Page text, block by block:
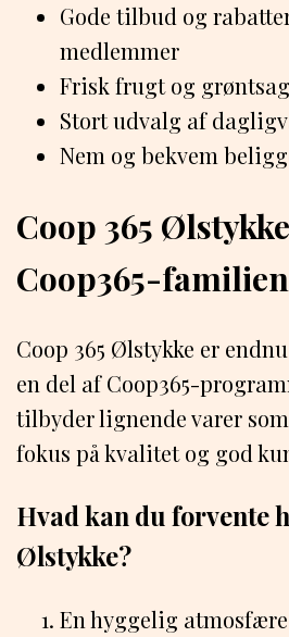
Gode tilbud og
medlemmer
Frisk frugt og
Stort udvalg af
Nem og bekvem
Coop 365
Coop365-familien
Coop 365 Ølstykke er
en del af Coop365-
tilbyder lignende varer
fokus på kvalitet og god
Hvad kan du forvente
Ølstykke?
En hyggelig